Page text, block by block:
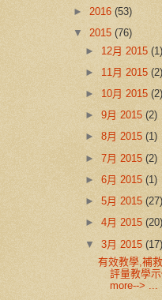
► 2016 (53)
▼ 2015 (76)
► 12月 2015(1)
► 11月 2015(2)
► 10月 2015(2)
►9月 2015(2)
►8月 2015(1)
►7月 2015(2)
►6月 2015(1)
►5月 2015(27)
►4月 2015(20)
▼3月 2015(17)
有效教學,補
評量教學
more--> ...